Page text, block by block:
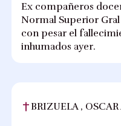
Ex compañeros
Normal Superior
con pesar el
inhumados ayer.
BRIZUELA ,